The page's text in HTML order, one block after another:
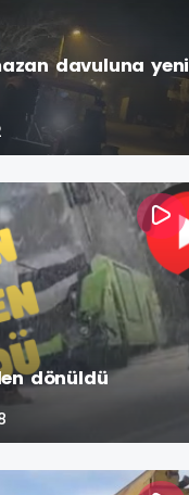
davuluna yeni
dönüldü